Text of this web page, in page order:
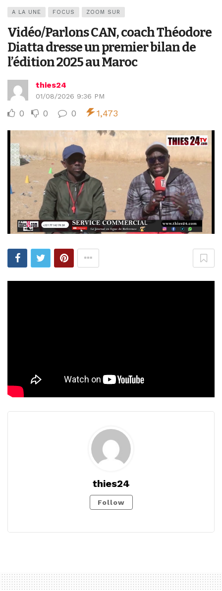
A LA UNE FOCUS ZOOM SUR
Vidéo/Parlons CAN, coach Théodore
Diatta dresse un premier bilan de
l’édition 2025 au Maroc
thies24
01/08/2026 9:36 PM
0 0 0 1,473
thies24
Follow